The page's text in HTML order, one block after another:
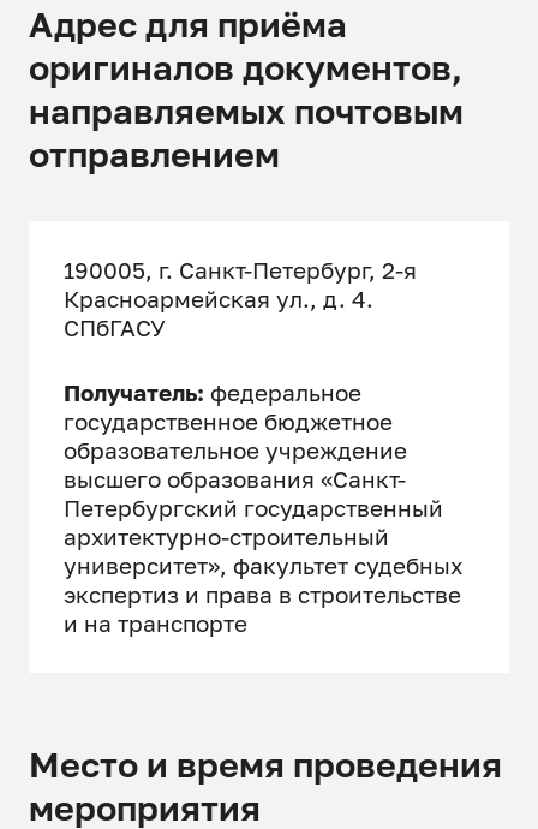
Адрес для приёма
оригиналов документов,
направляемых почтовым
отправлением
190005, г. Санкт-Петербург, 2-я
Красноармейская ул., д. 4.
СПбГАСУ
Получатель: федеральное
государственное бюджетное
образовательное учреждение
высшего образования «Санкт-
Петербургский государственный
архитектурно-строительный
университет», факультет судебных
экспертиз и права в строительстве
и на транспорте
Место и время проведения
мероприятия